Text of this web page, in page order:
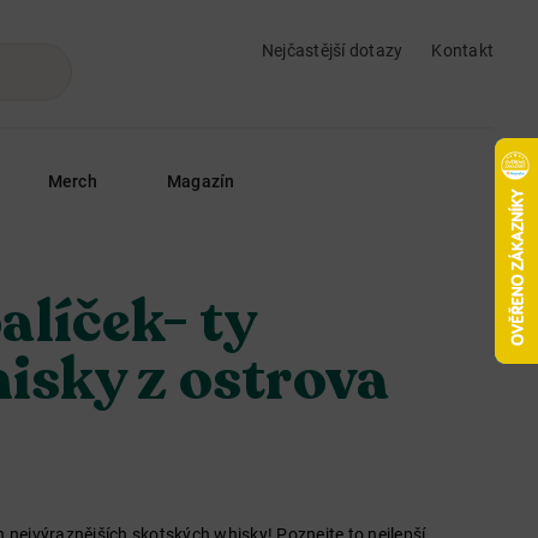
Nejčastější dotazy
Kontakt
Merch Magazín
ty
z ostrova